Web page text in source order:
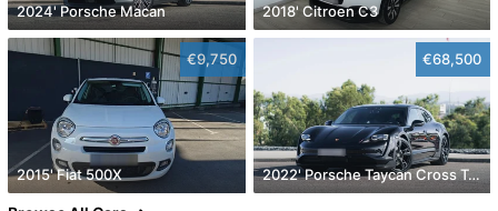
2024' Porsche Macan 2018' Citroen C3
€9,750
2015' Fiat 500X
€68,500
2022' Porsche Taycan Cross Turismo 4